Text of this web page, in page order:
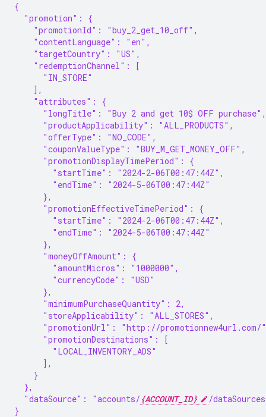
{
  "promotion": {
    "promotionId": "buy_2_get_10_off",
    "contentLanguage": "en",
    "targetCountry": "US",
    "redemptionChannel": [
      "IN_STORE"
    ],
    "attributes": {
      "longTitle": "Buy 2 and get 10$ OFF purchase",
      "productApplicability": "ALL_PRODUCTS",
      "offerType": "NO_CODE",
      "couponValueType": "BUY_M_GET_MONEY_OFF",
      "promotionDisplayTimePeriod": {
        "startTime": "2024-2-06T00:47:44Z",
        "endTime": "2024-5-06T00:47:44Z"
      },
      "promotionEffectiveTimePeriod": {
        "startTime": "2024-2-06T00:47:44Z",
        "endTime": "2024-5-06T00:47:44Z"
      },
      "moneyOffAmount": {
        "amountMicros": "1000000",
        "currencyCode": "USD"
      },
      "minimumPurchaseQuantity": 2,
      "storeApplicability": "ALL_STORES",
"promotionUrl": "http://promotionnew4url.com/
      "promotionDestinations": [
        "LOCAL_INVENTORY_ADS"
      ],
    }
  },
  "dataSource": "accounts/
{ACCOUNT_ID}
/
}